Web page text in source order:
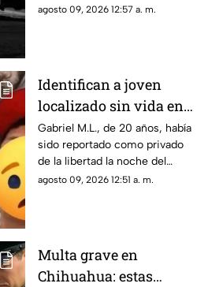
las investigaciones para
agosto 09, 2026 12:57 a. m.
Identifican a joven
localizado sin vida en
Ciudad Juárez; había
sido "levantado"
Gabriel M.L., de 20 años, había
sido reportado como privado
de la libertad la noche del
jueves.
agosto 09, 2026 12:51 a. m.
Multa grave en
Chihuahua: estas